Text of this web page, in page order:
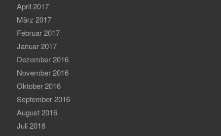
April 2017
März 2017
Februar 2017
Januar 2017
Dezember 2016
November 2016
Oktober 2016
September 2016
August 2016
Juli 2016